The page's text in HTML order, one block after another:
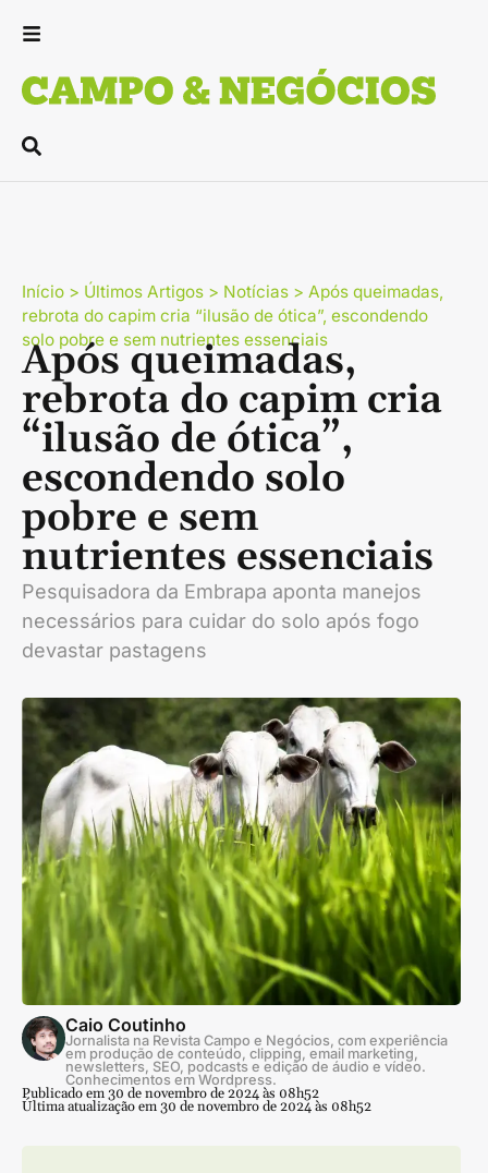
Início > Últimos Artigos > Notícias > Após queimadas,
rebrota do capim cria “ilusão de ótica”, escondendo
solo pobre e sem nutrientes essenciais
Após queimadas,
rebrota do capim cria
“ilusão de ótica”,
escondendo solo
pobre e sem
nutrientes essenciais
Pesquisadora da Embrapa aponta manejos
necessários para cuidar do solo após fogo
devastar pastagens
Caio Coutinho
Jornalista na Revista Campo e Negócios, com experiência
em produção de conteúdo, clipping, email marketing,
newsletters, SEO, podcasts e edição de áudio e vídeo.
Conhecimentos em Wordpress.
Publicado em 30 de novembro de 2024 às 08h52
Última atualização em 30 de novembro de 2024 às 08h52